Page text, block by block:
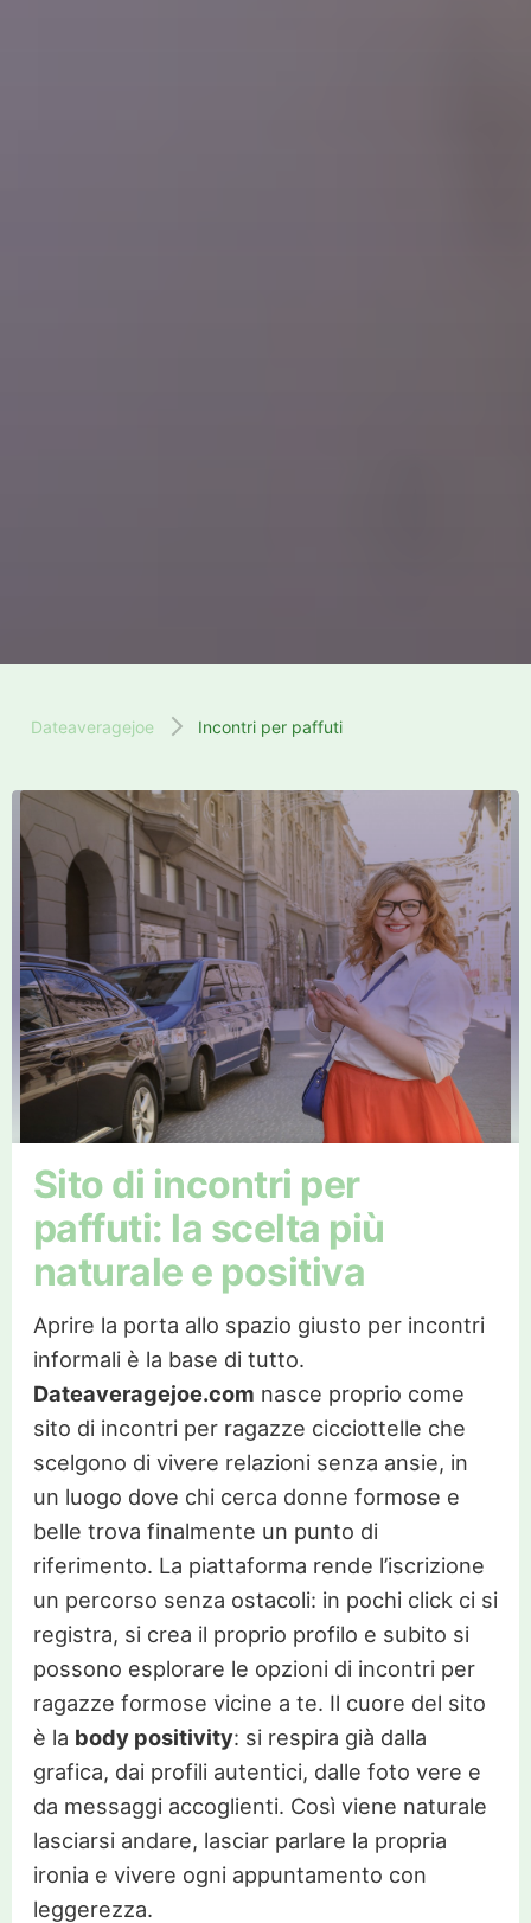
Dateaveragejoe Incontri per paffuti
Sito di incontri per
paffuti: la scelta più
naturale e positiva
Aprire la porta allo spazio giusto per incontri
informali è la base di tutto.
Dateaveragejoe.com nasce proprio come
sito di incontri per ragazze cicciottelle che
scelgono di vivere relazioni senza ansie, in
un luogo dove chi cerca donne formose e
belle trova finalmente un punto di
riferimento. La piattaforma rende l’iscrizione
un percorso senza ostacoli: in pochi click ci si
registra, si crea il proprio profilo e subito si
possono esplorare le opzioni di incontri per
ragazze formose vicine a te. Il cuore del sito
è la body positivity: si respira già dalla
grafica, dai profili autentici, dalle foto vere e
da messaggi accoglienti. Così viene naturale
lasciarsi andare, lasciar parlare la propria
ironia e vivere ogni appuntamento con
leggerezza.